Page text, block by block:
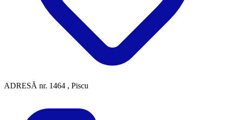
ADRESĂ nr. 1464 , Piscu